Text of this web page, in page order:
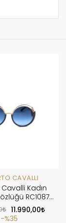
CAVALLI
Kadın
RC1087
92W
11.990,00
%35